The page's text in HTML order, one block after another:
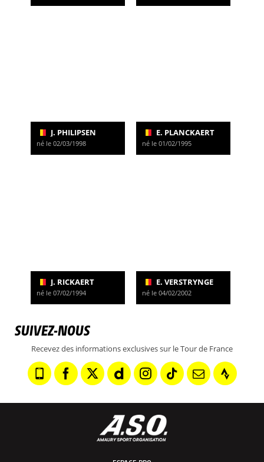
J. PHILIPSEN
né le 02/03/1998
E. PLANCKAERT
né le 01/02/1995
J. RICKAERT
né le 07/02/1994
E. VERSTRYNGE
né le 04/02/2002
SUIVEZ-NOUS
Recevez des informations exclusives sur le Tour de France